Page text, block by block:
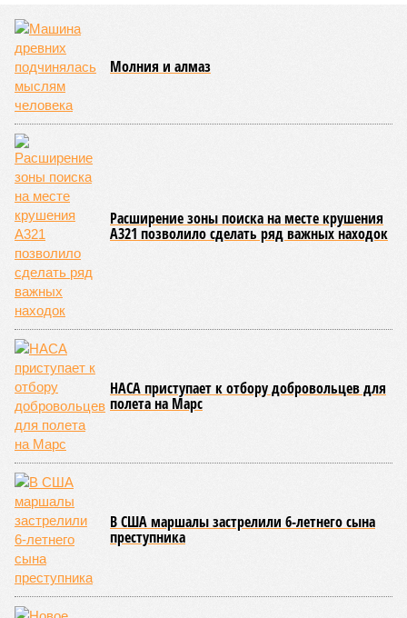
ЖК «Светлый мир «Станция Л»: та же группа компаний-
банкрот Seven Suns Development, та же
схема достройки через Capital Group осенью 2024 года, но
за прошедшие два года результатов, по словам дольщиков,
практически не видно. По
порталов, первую очередь ЖК строители обещают сдать к
декабрю 2026 г., вторую – к марту 2028-го. Но никто при
этом из кураторов стройки не задается вопросом: как эти
сроки должны материализоваться? На строительной
площадке, по свидетельствам дольщиков, регулярно
бывающих у забора, какая-либо техника отсутствует. Ни
бетононасосов, ни работающих кранов, ни признаков
мобилизации подрядчиков. При том, что до «декабря 2026»
Если в «Сказочном лесу» техзаказчик публично
отчитывался о поэтапной готовности – 90%, затем 97%, с
конкретными инженерными работами (усиление
монолитных конструкций, устранение проектных ошибок) –
то по «Станции Л» подобной публичной отчётности
дольщики не видят. Ни Capital Group, ни кураторы
строительства не подтверждают ни соблюдения графика
строительства, ни объёма фактически выполненных работ.
Напрашивается закономерный вопрос: если
декларируемая «Capital Group модель (достраивать
проблемные объекты SSD») сработала на
Лосиноостровской, почему она не масштабируется на
Люблино? И означает ли отсутствие техники на площадке,